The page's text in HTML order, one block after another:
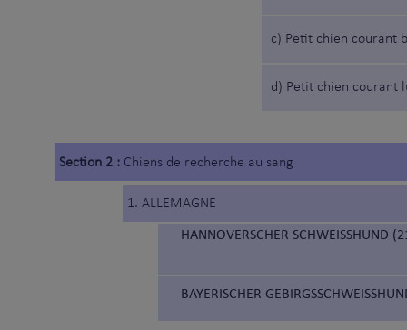
c) Petit chien courant
d) Petit chien courant
Section 2 : Chiens de recherche au sang
1. ALLEMAGNE
HANNOVERSCHER SCHWEISSHUND
BAYERISCHER